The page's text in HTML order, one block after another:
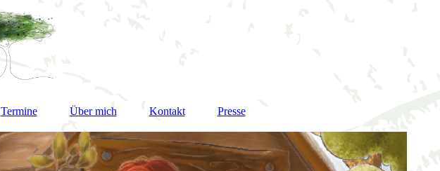
Termine Über mich Kontakt Presse